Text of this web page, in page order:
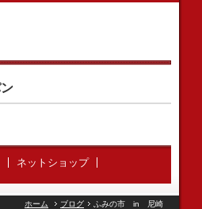
ネットショップ
ホーム ブログ ふみの市 in 尼崎